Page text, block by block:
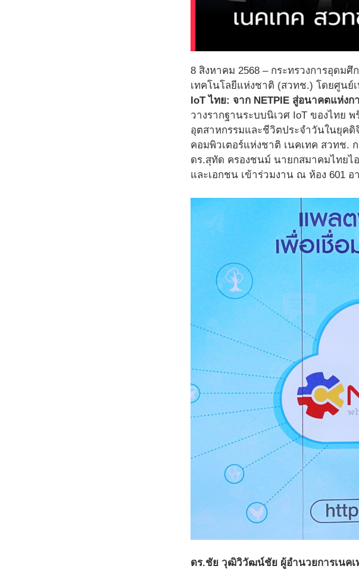
8 สิงหาคม 2568 – กระทรวงการอุดม
เทคโนโลยีแห่งชาติ (สวทช.) โดยศูนย์
IoT ไทย: จาก NETPIE สู่อนาคตแห่งก
วางรากฐานระบบนิเวศ IoT ของไทย
อุตสาหกรรมและชีวิตประจำวันในยุค
คอมพิวเตอร์แห่งชาติ เนคเทค สวทช.
ดร.สุทัด ครองชนม์ นายกสมาคมไทยไ
และเอกชน เข้าร่วมงาน ณ ห้อง 601
ดร.ชัย วุฒิวิวัฒน์ชัย ผู้อำนวยการเนคเ